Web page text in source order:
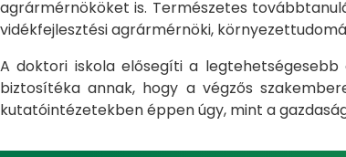
agrármérnököket is. Természetes
vidékfejlesztési agrármérnöki,
A doktori iskola elősegíti a
biztosítéka annak, hogy a végzős
kutatóintézetekben éppen úgy, mint a